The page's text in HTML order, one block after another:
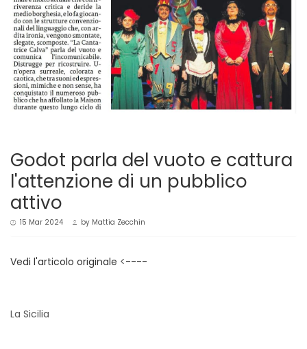
Godot parla del vuoto e cattura
l'attenzione di un pubblico
attivo
15 Mar 2024 by Mattia Zecchin
Vedi l'articolo originale <----
La Sicilia